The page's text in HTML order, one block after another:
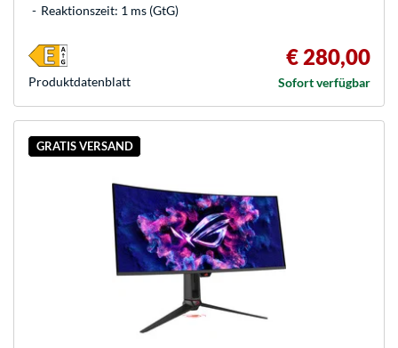
Reaktionszeit: 1 ms (GtG)
€ 280,00
Sofort verfügbar
Produkt­datenblatt
GRATIS VERSAND